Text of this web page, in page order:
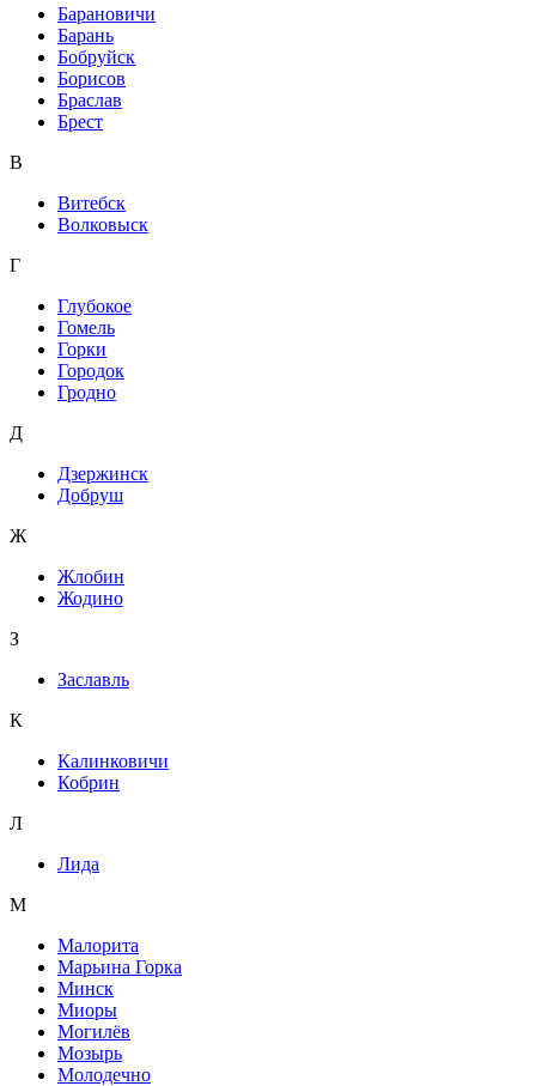
Барановичи
Барань
Бобруйск
Борисов
Браслав
Брест
В
Витебск
Волковыск
Г
Глубокое
Гомель
Горки
Городок
Гродно
Д
Дзержинск
Добруш
Ж
Жлобин
Жодино
З
Заславль
К
Калинковичи
Кобрин
Л
Лида
М
Малорита
Марьина Горка
Минск
Миоры
Могилёв
Мозырь
Молодечно